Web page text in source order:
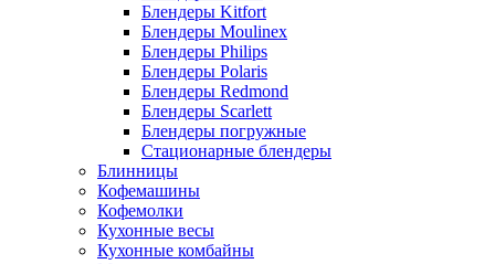
Блендеры Kitfort
Блендеры Moulinex
Блендеры Philips
Блендеры Polaris
Блендеры Redmond
Блендеры Scarlett
Блендеры погружные
Стационарные блендеры
Блинницы
Кофемашины
Кофемолки
Кухонные весы
Кухонные комбайны